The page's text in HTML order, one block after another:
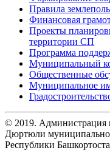
Правила
Финансовая
Проекты
территории СП
Программа
Муниципальный
Общественные
Муниципальное
© 2019. Администрация
Дюртюли
Республики